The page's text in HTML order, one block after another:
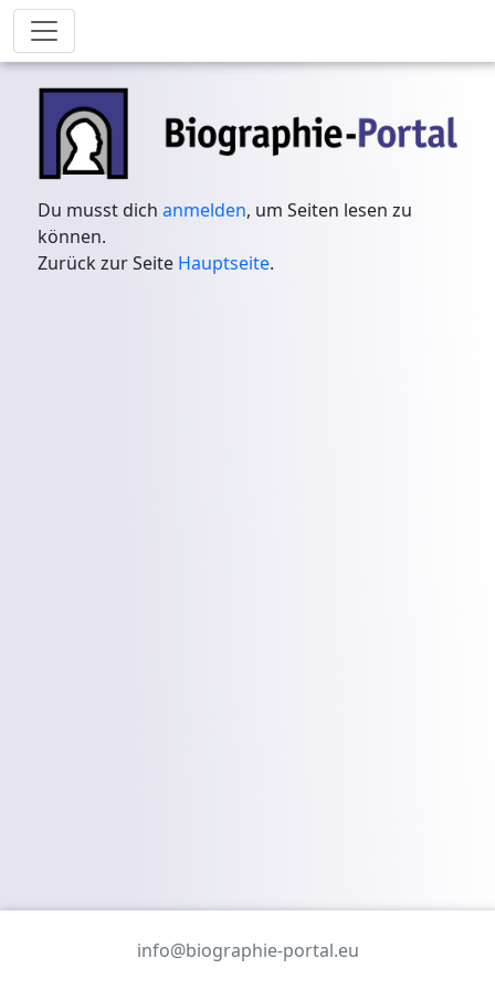
Du musst dichanmelden, um Seiten lesen zu
können.
Zurück zur Seite Hauptseite.
info@biographie-portal.eu